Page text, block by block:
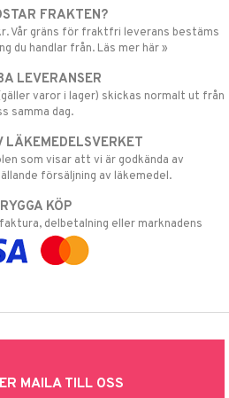
FRAKTEN?
Vår gräns för fraktfri leverans bestäms
du handlar från. Läs mer här »
LEVERANSER
varor i lager) skickas normalt ut från
samma dag.
LÄKEMEDELSVERKET
som visar att vi är godkända av
försäljning av läkemedel.
KÖP
delbetalning eller marknadens
MAILA TILL OSS